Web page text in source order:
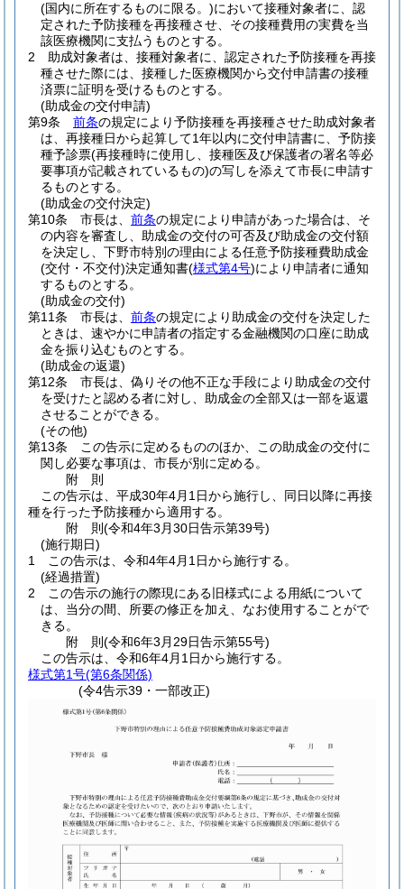
(国内に所在するものに限る。)において接種対象者に、認
定された予防接種を再接種させ、その接種費用の実費を当
該医療機関に支払うものとする。
2
助成対象者は、接種対象者に、認定された予防接種を再接
種させた際には、接種した医療機関から交付申請書の接種
済票に証明を受けるものとする。
(助成金の交付申請)
第9条
前条の規定により予防接種を再接種させた助成対象者
は、再接種日から起算して1年以内に交付申請書に、予防接
種予診票(再接種時に使用し、接種医及び保護者の署名等必
要事項が記載されているもの)の写しを添えて市長に申請す
るものとする。
(助成金の交付決定)
第10条
市長は、 前条の規定により申請があった場合は、そ
の内容を審査し、助成金の交付の可否及び助成金の交付額
を決定し、下野市特別の理由による任意予防接種費助成金
(交付・不交付)決定通知書(様式第4号)により申請者に通知
するものとする。
(助成金の交付)
第11条
市長は、 前条の規定により助成金の交付を決定した
ときは、速やかに申請者の指定する金融機関の口座に助成
金を振り込むものとする。
(助成金の返還)
第12条
市長は、偽りその他不正な手段により助成金の交付
を受けたと認める者に対し、助成金の全部又は一部を返還
させることができる。
(その他)
第13条
この告示に定めるもののほか、この助成金の交付に
関し必要な事項は、市長が別に定める。
附 則
この告示は、平成30年4月1日から施行し、同日以降に再接
種を行った予防接種から適用する。
附 則(令和4年3月30日告示第39号)
(施行期日)
1
この告示は、令和4年4月1日から施行する。
(経過措置)
2
この告示の施行の際現にある旧様式による用紙について
は、当分の間、所要の修正を加え、なお使用することがで
きる。
附 則(令和6年3月29日告示第55号)
この告示は、令和6年4月1日から施行する。
様式第1号(第6条関係)
(令4告示39・一部改正)